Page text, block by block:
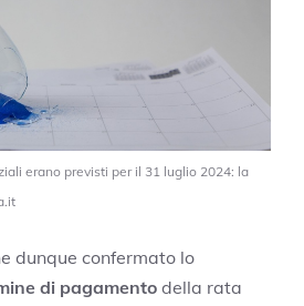
erano previsti per il 31 luglio 2024: la
dunque confermato lo
di pagamento della rata